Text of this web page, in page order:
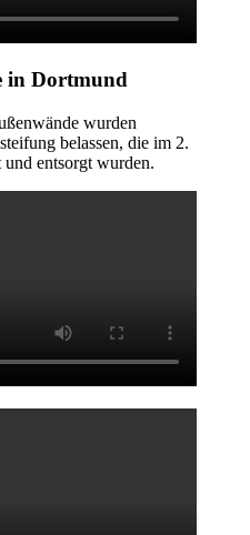
in Dortmund
wurden
belassen, die im 2.
und entsorgt wurden.